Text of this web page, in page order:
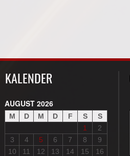
KALENDER
AUGUST 2026
M D M D F S
S
1
2
3
4 5 6 7 8
9
10
11 12 13 14 15 16